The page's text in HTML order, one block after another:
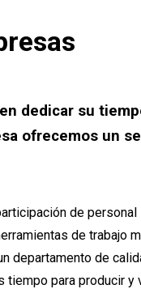
dedicar su
ofrecemos un
de personal
de trabajo
departamento de
para producir y